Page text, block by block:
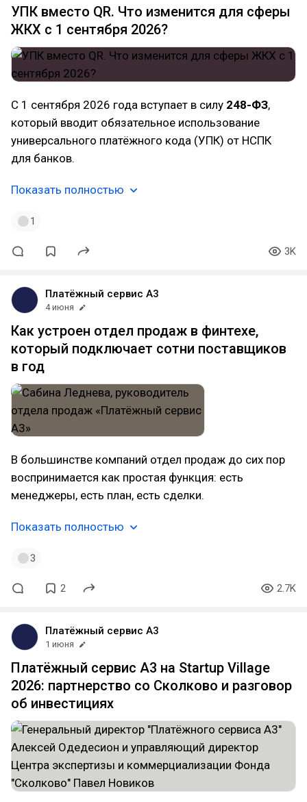
УПК вместо QR. Что изменится для сферы
ЖКХ с 1 сентября 2026?
С 1 сентября 2026 года вступает в силу 248-ФЗ,
который вводит обязательное использование
универсального платёжного кода (УПК) от НСПК
для банков.
Показать полностью
1
3K
Платёжный сервис А3
4 июня
Как устроен отдел продаж в финтехе,
который подключает сотни поставщиков
в год
В большинстве компаний отдел продаж до сих пор
воспринимается как простая функция: есть
менеджеры, есть план, есть сделки.
Показать полностью
3
2 2.7K
Платёжный сервис А3
1 июня
Платёжный сервис А3 на Startup Village
2026: партнерство со Сколково и разговор
об инвестициях